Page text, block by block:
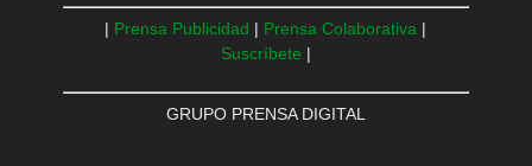
| Prensa Publicidad | Prensa Colaborativa |
Suscríbete |
GRUPO PRENSA DIGITAL